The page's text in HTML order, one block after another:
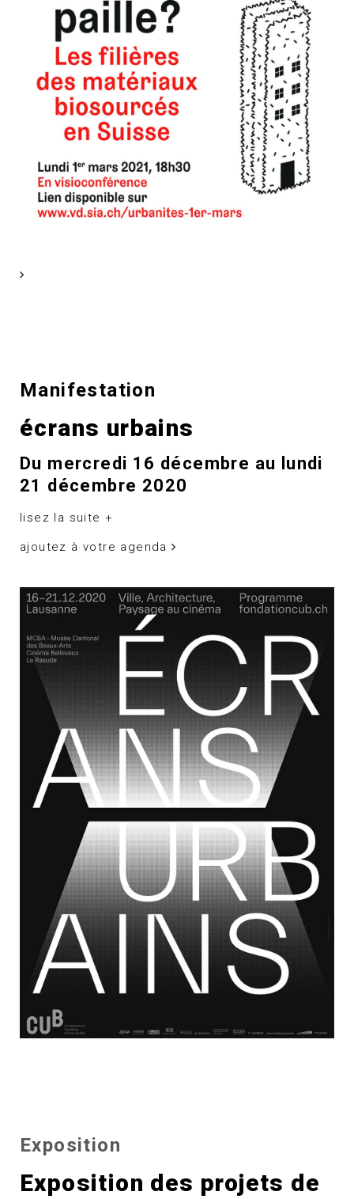
Manifestation
écrans urbains
Du mercredi 16 décembre au lundi
21 décembre 2020
lisez la suite +
ajoutez à votre agenda
Exposition
Exposition des projets de